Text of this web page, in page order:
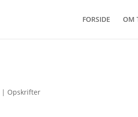
FORSIDE OM
| Opskrifter